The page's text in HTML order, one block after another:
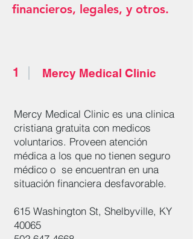
financieros, legales, y otros.
1 Mercy Medical Clinic
Mercy Medical Clinic es una clinica
cristiana gratuita con medicos
voluntarios. Proveen atención
médica a los que no tienen seguro
médico o se encuentran en una
situación financiera desfavorable.
615 Washington St, Shelbyville, KY
40065